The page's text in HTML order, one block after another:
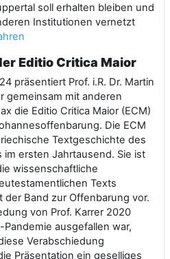
soll erhalten bleiben und
Institutionen vernetzt
Editio Critica Maior
präsentiert Prof. i.R. Dr. Martin
gemeinsam mit anderen
die Editio Critica Maior (ECM)
Die ECM
Textgeschichte des
im ersten Jahrtausend. Sie ist
wissenschaftliche
Texts
Band zur Offenbarung vor.
von Prof. Karrer 2020
ausgefallen war,
Verabschiedung
Präsentation ein geselliges